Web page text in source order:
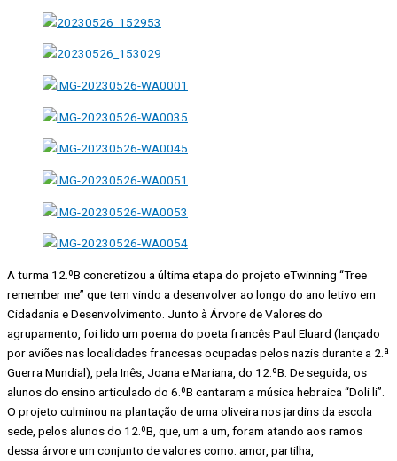
A turma 12.ºB concretizou a última etapa do projeto eTwinning “Tree
remember me” que tem vindo a desenvolver ao longo do ano letivo em
Cidadania e Desenvolvimento. Junto à Árvore de Valores do
agrupamento, foi lido um poema do poeta francês Paul Eluard (lançado
por aviões nas localidades francesas ocupadas pelos nazis durante a 2.ª
Guerra Mundial), pela Inês, Joana e Mariana, do 12.ºB. De seguida, os
alunos do ensino articulado do 6.ºB cantaram a música hebraica “Doli li”.
O projeto culminou na plantação de uma oliveira nos jardins da escola
sede, pelos alunos do 12.ºB, que, um a um, foram atando aos ramos
dessa árvore um conjunto de valores como: amor, partilha,